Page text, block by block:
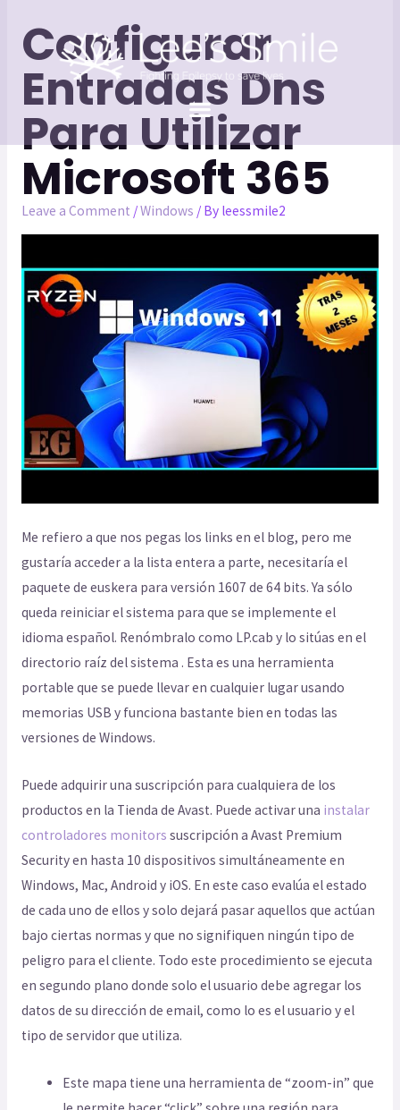
Configurar
Entradas Dns
Para Utilizar
Microsoft 365
Leave a Comment /Windows / By leessmile2
Me refiero a que nos pegas los links en el blog, pero me
gustaría acceder a la lista entera a parte, necesitaría el
paquete de euskera para versión 1607 de 64 bits. Ya sólo
queda reiniciar el sistema para que se implemente el
idioma español. Renómbralo como LP.cab y lo sitúas en el
directorio raíz del sistema . Esta es una herramienta
portable que se puede llevar en cualquier lugar usando
memorias USB y funciona bastante bien en todas las
versiones de Windows.
Puede adquirir una suscripción para cualquiera de los
productos en la Tienda de Avast. Puede activar una instalar
controladores monitors suscripción a Avast Premium
Security en hasta 10 dispositivos simultáneamente en
Windows, Mac, Android y iOS. En este caso evalúa el estado
de cada uno de ellos y solo dejará pasar aquellos que actúan
bajo ciertas normas y que no signifiquen ningún tipo de
peligro para el cliente. Todo este procedimiento se ejecuta
en segundo plano donde solo el usuario debe agregar los
datos de su dirección de email, como lo es el usuario y el
tipo de servidor que utiliza.
Este mapa tiene una herramienta de “zoom-in” que